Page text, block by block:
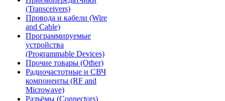
(Transceivers)
Провода и кабели (Wire
and Cable)
Программируемые
устройства
(Programmable Devices)
Прочие товары (Other)
Радиочастотные и СВЧ
компоненты (RF and
Microwave)
Разъёмы (Connectors)